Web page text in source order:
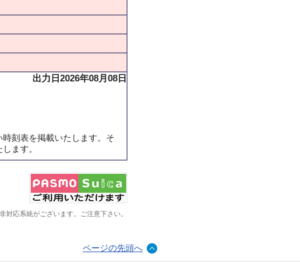
出力日2026年08月08日
刻表を掲載いたします。そ
ます。
対応系統がございます。ご注意下さい。
ページの先頭へ